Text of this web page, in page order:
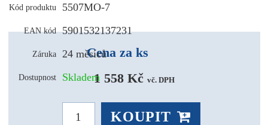
Kód produktu 5507MO-7
EAN kód 5901532137231
Záruka 24 měsíců
Dostupnost Skladem
Cena za ks
1 558 Kč vč. DPH
KOUPIT